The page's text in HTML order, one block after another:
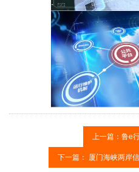
上一篇： 鲁e
下一篇： 厦门海峡两岸